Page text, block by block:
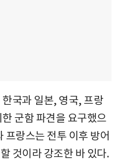
국과 일본, 영국, 프랑
군함 파견을 요구했으
프랑스는 전투 이후 방어
것이라 강조한 바 있다.